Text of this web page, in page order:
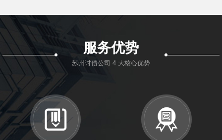
服务优势
苏州讨债公司 4 大核心优势